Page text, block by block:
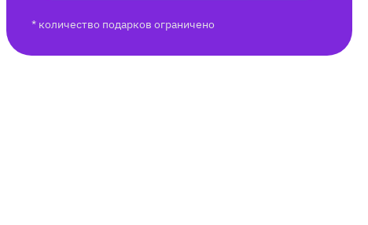
* количество подарков ограничено